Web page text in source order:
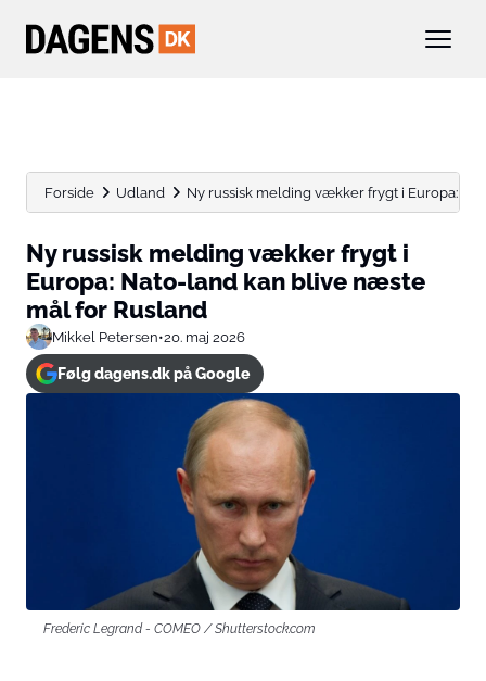
Forside Udland Ny russisk melding vækker frygt i Europa:
Ny russisk melding vækker frygt i
Europa: Nato-land kan blive næste
mål for Rusland
Mikkel Petersen•20. maj 2026
Følg dagens.dk på Google
Frederic Legrand - COMEO / Shutterstock.com